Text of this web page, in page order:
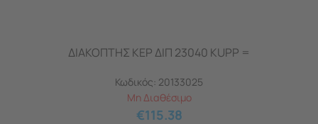
ΔΙΑΚΟΠΤΗΣ ΚΕΡ ΔΙΠ 23040 KUPP =
Κωδικός: 20133025
Μη Διαθέσιμο
€115.38